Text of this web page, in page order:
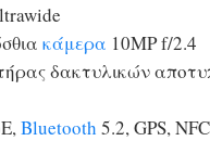
κάμερα 10MP f/2.4
δακτυλικών
Bluetooth 5.2, GPS,